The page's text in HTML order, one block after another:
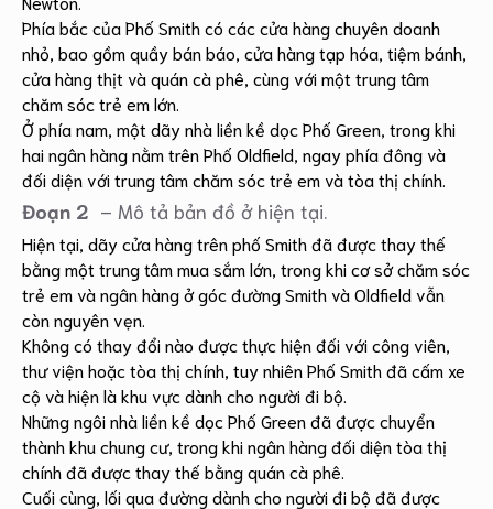
Phía bắc của Phố Smith có các cửa hàng chuyên doanh
nhỏ, bao gồm quầy bán báo, cửa hàng tạp hóa, tiệm bánh,
cửa hàng thịt và quán cà phê, cùng với một trung tâm
chăm sóc trẻ em lớn.
Ở phía nam, một dãy nhà liền kề dọc Phố Green, trong khi
hai ngân hàng nằm trên Phố Oldfield, ngay phía đông và
đối diện với trung tâm chăm sóc trẻ em và tòa thị chính.
Đoạn 2 – Mô tả bản đồ ở hiện tại.
Hiện tại, dãy cửa hàng trên phố Smith đã được thay thế
bằng một trung tâm mua sắm lớn, trong khi cơ sở chăm sóc
trẻ em và ngân hàng ở góc đường Smith và Oldfield vẫn
còn nguyên vẹn.
Không có thay đổi nào được thực hiện đối với công viên,
thư viện hoặc tòa thị chính, tuy nhiên Phố Smith đã cấm xe
cộ và hiện là khu vực dành cho người đi bộ.
Những ngôi nhà liền kề dọc Phố Green đã được chuyển
thành khu chung cư, trong khi ngân hàng đối diện tòa thị
chính đã được thay thế bằng quán cà phê.
Cuối cùng, lối qua đường dành cho người đi bộ đã được